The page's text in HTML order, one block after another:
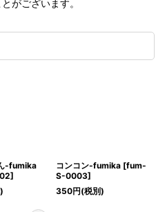
がございます。
-fumika
]
コンコン-fumika [fum-
S-0003]
350円(税別)